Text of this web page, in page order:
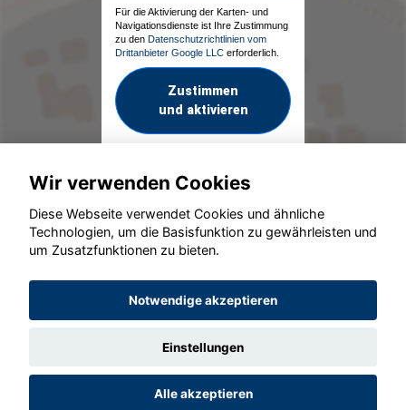
Für die Aktivierung der Karten- und
Navigationsdienste ist Ihre Zustimmung
zu den Datenschutzrichtlinien vom
Drittanbieter Google LLC erforderlich.
Zustimmen
und aktivieren
© konjunkturmotor.de GmbH 2020 - 2026
Wir verwenden Cookies
Diese Webseite verwendet Cookies und ähnliche
Technologien, um die Basisfunktion zu gewährleisten und
um Zusatzfunktionen zu bieten.
Notwendige akzeptieren
Einstellungen
Alle akzeptieren